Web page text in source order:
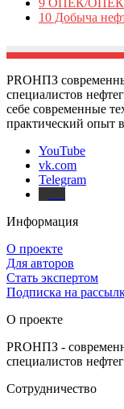
9 ОПЕК/
10 Добыча
PROНПЗ
специалистов
себе современные
практический опыт
YouTube
vk.com
Telegram
Информация
О проекте
Для авторов
Стать экспертом
Подписка на
О проекте
PROНПЗ -
специалистов
Сотрудничество